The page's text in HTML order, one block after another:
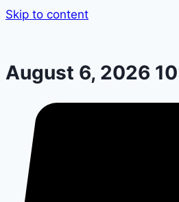
Skip to content
August 6, 2026